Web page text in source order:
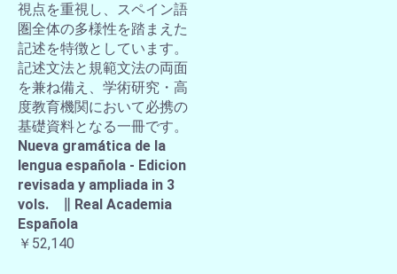
視点を重視し、スペイン語
圏全体の多様性を踏まえた
記述を特徴としています。
記述文法と規範文法の両面
を兼ね備え、学術研究・高
度教育機関において必携の
基礎資料となる一冊です。
Nueva gramática de la
lengua española - Edicion
revisada y ampliada in 3
vols. ∥ Real Academia
Española
￥52,140